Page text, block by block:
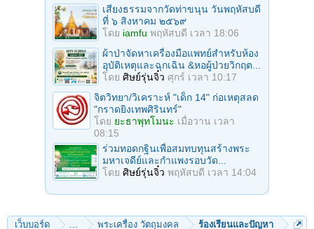
เสียงธรรมจากวัดท่าขนุน วันพฤหัสบดี
ที่ ๖ สิงหาคม ๒๕๖๙
โดย iamfu พฤหัสบดี เวลา 18:06
ผ้าป่าจัดหาเครื่องมือแพทย์สำหรับห้อง
อุบัติเหตุและฉุกเฉิน &หอผู้ป่วยวิกฤต...
โดย ศิษย์รุ่นจิ๋ว ศุกร์ เวลา 10:17
จิตวิทยา/วิเคราะห์ "เด็ก 14" ก่อเหตุสลด
"กราดยิงเทพศิรินทร์"
โดย ยะธาพุทโมนะ เมื่อวาน เวลา
08:15
ร่วมทอดกฐินเพื่อสมทบทุนสร้างพระ
มหาเจดีย์และกำแพงรอบวัด...
โดย ศิษย์รุ่นจิ๋ว พฤหัสบดี เวลา 14:04
เว็บบอร์ด พระเครื่อง วัตถุมงคล ร้องเรียนและปัญหา